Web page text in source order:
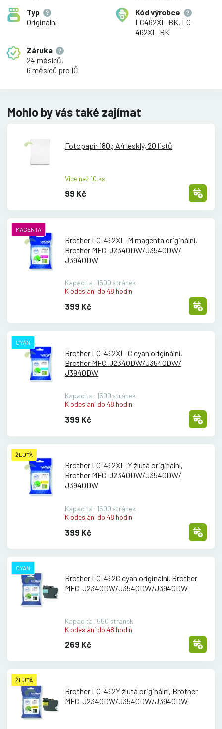
Typ
Originální
Kód výrobce
LC462XL-BK, LC-
462XL-BK
Záruka
24 měsíců,
6 měsíců pro IČ
Mohlo by vás také zajímat
Fotopapír 180g A4 lesklý, 20 listů
Více než 10 ks
99 Kč
MAGENTA
Brother LC-462XL-M magenta originální,
Brother MFC-J2340DW/J3540DW/
J3940DW
Kapacita: 1500 stránek
K odeslání do 48 hodin
399 Kč
CYAN
Brother LC-462XL-C cyan originální,
Brother MFC-J2340DW/J3540DW/
J3940DW
Kapacita: 1500 stránek
K odeslání do 48 hodin
399 Kč
ŽLUTÁ
Brother LC-462XL-Y žlutá originální,
Brother MFC-J2340DW/J3540DW/
J3940DW
Kapacita: 1500 stránek
K odeslání do 48 hodin
399 Kč
CYAN
Brother LC-462C cyan originální, Brother
MFC-J2340DW/J3540DW/J3940DW
Kapacita: 550 stránek
K odeslání do 48 hodin
269 Kč
ŽLUTÁ
Brother LC-462Y žlutá originální, Brother
MFC-J2340DW/J3540DW/J3940DW